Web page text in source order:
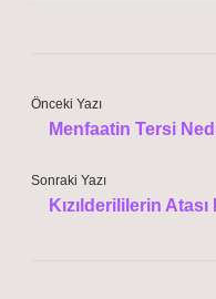
Önceki Yazı
Menfaatin Tersi
Sonraki Yazı
Kızılderililerin